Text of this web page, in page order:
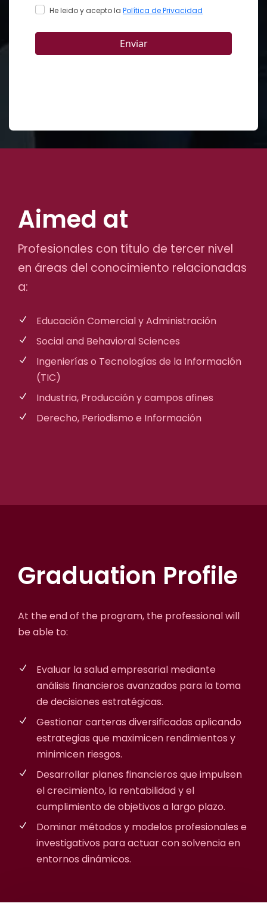
Aimed at
Profesionales con título de tercer nivel
en áreas del conocimiento relacionadas
a:
Educación Comercial y Administración
Social and Behavioral Sciences
Ingenierías o Tecnologías de la Información
(TIC)
Industria, Producción y campos afines
Derecho, Periodismo e Información
Graduation Profile
At the end of the program, the professional will
be able to:
Evaluar la salud empresarial mediante
análisis financieros avanzados para la toma
de decisiones estratégicas.
Gestionar carteras diversificadas aplicando
estrategias que maximicen rendimientos y
minimicen riesgos.
Desarrollar planes financieros que impulsen
el crecimiento, la rentabilidad y el
cumplimiento de objetivos a largo plazo.
Dominar métodos y modelos profesionales e
investigativos para actuar con solvencia en
entornos dinámicos.